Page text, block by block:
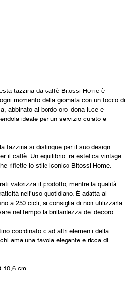
tazzina da caffè Bitossi Home è
momento della giornata con un tocco di
abbinato al bordo oro, dona luce e
ideale per un servizio curato e
tazzina si distingue per il suo design
il caffè. Un equilibrio tra estetica vintage
riflette lo stile iconico Bitossi Home.
valorizza il prodotto, mentre la qualità
nell’uso quotidiano. È adatta al
a 250 cicli; si consiglia di non utilizzarla
nel tempo la brillantezza del decoro.
coordinato o ad altri elementi della
ama una tavola elegante e ricca di
10,6 cm